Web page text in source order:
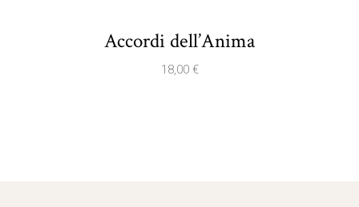
Accordi dell’Anima
18,00 €